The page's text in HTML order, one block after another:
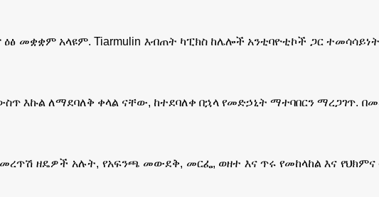
መቋቋም አላዩም. Tiarmulin እብጠት ካፒክስ ከሌሎች አንቲባዮቲኮች ጋር
እኩል ለማደባለቅ ቀላል ናቸው, ከተደባለቀ በኋላ የመድኃኒት ማተባበርን ማረጋገጥ.
ዘዴዎች አሉት, የአፍንጫ መውደቅ, መርፌ, ወዘተ እና ጥሩ የመከላከል እና